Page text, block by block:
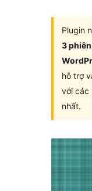
Plugin
3
hỗ trợ
với các
nhất.